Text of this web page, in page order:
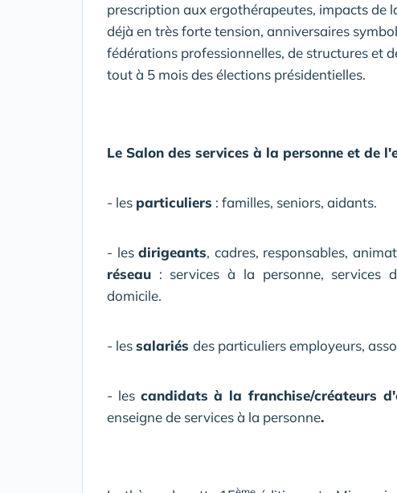
prescription aux ergothérapeutes, impacts de
déjà en très forte tension, anniversaires
fédérations professionnelles, de structures et
tout à 5 mois des élections présidentielles.
Le Salon des services à la personne et de
- les particuliers : familles, seniors, aidants.
- lesdirigeants, cadres, responsables,
réseau : services à la personne, services
domicile.
- lessalariés des particuliers employeurs,
- les candidats à la franchise/créateurs
enseigne de services à la personne.